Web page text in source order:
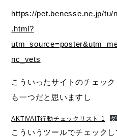
https://pet.benesse.ne.jp/tu/
.html?
nc_vets
こういったサイトのチェッ
も一つだと思いますし
AKTIVAIT行動チェックリスト-1
こういうツールでチェック